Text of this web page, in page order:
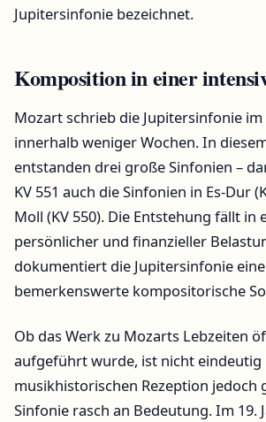
Jupitersinfonie bezeichnet.
Komposition in einer
Mozart schrieb die Jupitersinfonie im
innerhalb weniger Wochen. In
entstanden drei große Sinfonien –
KV 551 auch die Sinfonien in Es-Dur
Moll (KV 550). Die Entstehung fällt in
persönlicher und finanzieller
dokumentiert die Jupitersinfonie eine
bemerkenswerte kompositorische
Ob das Werk zu Mozarts Lebzeiten
aufgeführt wurde, ist nicht eindeutig
musikhistorischen Rezeption jedoch
Sinfonie rasch an Bedeutung. Im 19.